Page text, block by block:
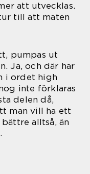
att utvecklas.
till att maten
pumpas ut
Ja, och där har
i ordet high
inte förklaras
delen då,
man vill ha ett
alltså, än